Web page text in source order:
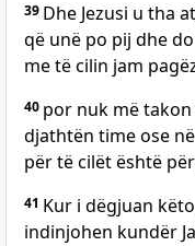
39 Dhe Jezusi u tha
që unë po pij dhe
me të cilin jam
40 por nuk më
djathtën time ose
për të cilët është
41 Kur i dëgjuan
indinjohen kundër